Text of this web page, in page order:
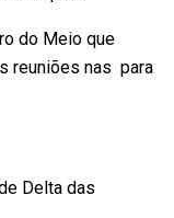
do Meio que
reuniões nas para
Delta das